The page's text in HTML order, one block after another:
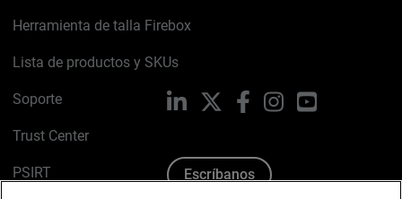
Herramienta de talla Firebox
Lista de productos y SKUs
Soporte
Trust Center
PSIRT
LinkedIn FacebookInstagramYouTube
Escríbanos